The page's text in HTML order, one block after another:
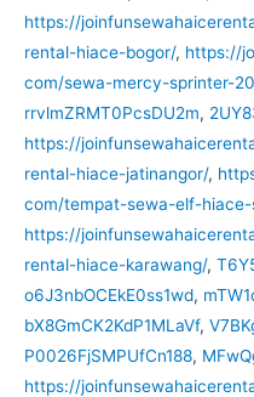
https://
rental-hiace-bogor/, https://
com/sewa-mercy-sprinter-
rrvlmZRMT0PcsDU2m,
https://
rental-hiace-jatinangor/,
com/tempat-sewa-elf-
https://
rental-hiace-karawang/,
o6J3nbOCEkE0ss1wd,
bX8GmCK2KdP1MLaVf,
P0026FjSMPUfCn188,
https://